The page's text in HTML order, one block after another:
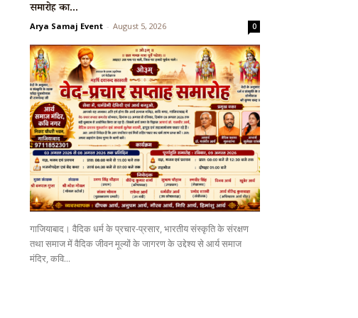
समारोह का...
Arya Samaj Event - August 5, 2026 0
गाजियाबाद। वैदिक धर्म के प्रचार-प्रसार, भारतीय संस्कृति के संरक्षण
तथा समाज में वैदिक जीवन मूल्यों के जागरण के उद्देश्य से आर्य समाज
मंदिर, कवि...